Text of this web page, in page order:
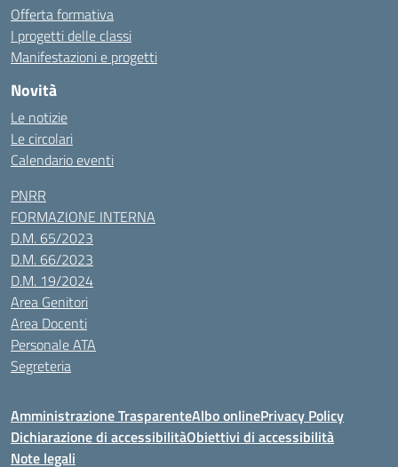
Offerta formativa
I progetti delle classi
Manifestazioni e progetti
Novità
Le notizie
Le circolari
Calendario eventi
PNRR
FORMAZIONE INTERNA
D.M. 65/2023
D.M. 66/2023
D.M. 19/2024
Area Genitori
Area Docenti
Personale ATA
Segreteria
Amministrazione TrasparenteAlbo onlinePrivacy Policy
Dichiarazione di accessibilitàObiettivi di accessibilità
Note legali